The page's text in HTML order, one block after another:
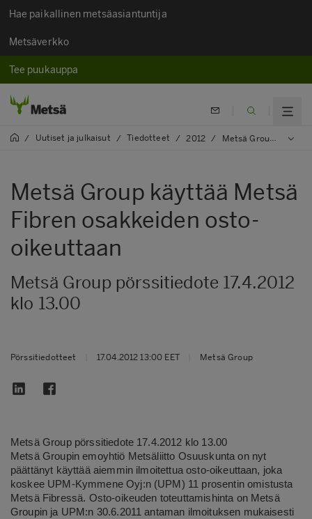
Hae paikallinen metsäasiantuntija
Metsäverkko
Tee puukauppa
/ Uutiset ja julkaisut / Tiedotteet / 2012 / Metsä Group käyttää Metsä Fibren osakkeiden osto-oikeuttaan
Metsä Group käyttää Metsä
Fibren osakkeiden osto-
oikeuttaan
Metsä Group pörssitiedote 17.4.2012
klo 13.00
Pörssitiedotteet 17.04.2012 13:00 EET Metsä Group
Metsä Group pörssitiedote 17.4.2012 klo 13.00
Metsä Groupin emoyhtiö Metsäliitto Osuuskunta on nyt
päättänyt käyttää aiemmin ilmoitettua osto-oikeuttaan, joka
koskee UPM-Kymmene Oyj:n (UPM) 11 prosentin omistusta
Metsä Fibressä. Osto-oikeuden toteuttamishinta on Metsä
Groupin ja UPM:n 30.6.2011 antaman ilmoituksen mukaisesti